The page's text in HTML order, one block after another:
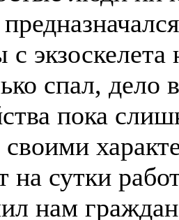
с
спал, дело
пока
на сутки
нам